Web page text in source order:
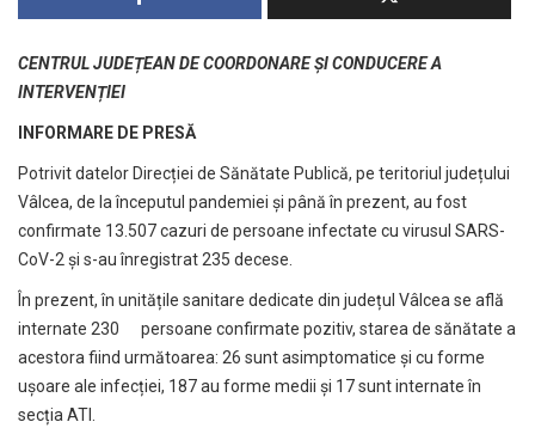
CENTRUL JUDEȚEAN DE COORDONARE ȘI CONDUCERE A
INTERVENȚIEI
INFORMARE DE PRESĂ
Potrivit datelor Direcției de Sănătate Publică, pe teritoriul județului
Vâlcea, de la începutul pandemiei și până în prezent, au fost
confirmate 13.507 cazuri de persoane infectate cu virusul SARS-
CoV-2 și s-au înregistrat 235 decese.
În prezent, în unitățile sanitare dedicate din județul Vâlcea se află
internate 230 persoane confirmate pozitiv, starea de sănătate a
acestora fiind următoarea: 26 sunt asimptomatice și cu forme
ușoare ale infecției, 187 au forme medii și 17 sunt internate în
secția ATI.